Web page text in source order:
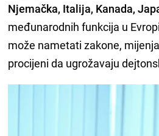
Njemačka, Italija, Kanada,
međunarodnih funkcija u
može nametati zakone,
procijeni da ugrožavaju